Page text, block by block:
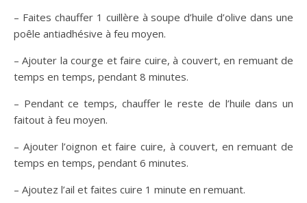
– Faites chauffer 1 cuillère à soupe d’huile d’olive dans une
poêle antiadhésive à feu moyen.
– Ajouter la courge et faire cuire, à couvert, en remuant de
temps en temps, pendant 8 minutes.
– Pendant ce temps, chauffer le reste de l’huile dans un
faitout à feu moyen.
– Ajouter l’oignon et faire cuire, à couvert, en remuant de
temps en temps, pendant 6 minutes.
– Ajoutez l’ail et faites cuire 1 minute en remuant.